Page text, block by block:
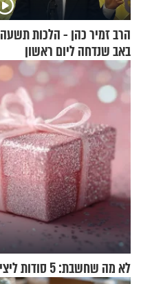
הרב זמיר כהן - הלכות תשעה
באב שנדחה ליום ראשון
לא מה שחשבת: 5 סודות ליצירת מראה מטופח ורענן